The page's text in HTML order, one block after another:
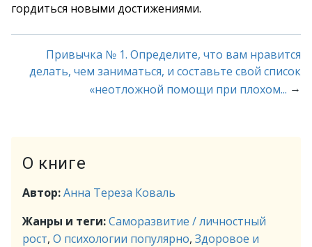
гордиться новыми достижениями.
Привычка № 1. Определите, что вам нравится
делать, чем заниматься, и составьте свой список
«неотложной помощи при плохом... →
О книге
Автор:Анна Тереза Коваль
Жанры и теги:Саморазвитие / личностный
рост, О психологии популярно, Здоровое и